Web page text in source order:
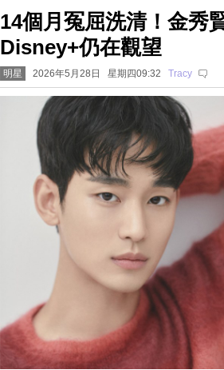
14個月冤屈洗清！金秀
Disney+仍在觀望
明星 2026年5月28日 星期四09:32 Tracy